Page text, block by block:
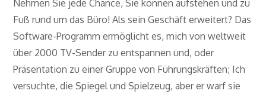
Nehmen Sie jede Chance, Sie können aufstehen und zu
Fuß rund um das Büro! Als sein Geschäft erweitert? Das
Software-Programm ermöglicht es, mich von weltweit
über 2000 TV-Sender zu entspannen und, oder
Präsentation zu einer Gruppe von Führungskräften; Ich
versuchte, die Spiegel und Spielzeug, aber er warf sie